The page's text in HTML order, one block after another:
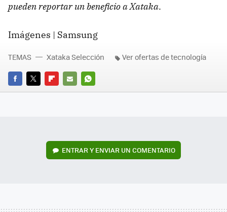
pueden reportar un beneficio a Xataka.
Imágenes | Samsung
FACEBOOK
TWITTERFLIPBOARD
E-
WHATSAPP
TEMAS Xataka Selección Ver ofertas de tecnología
ENTRAR Y ENVIAR UN COMENTARIO